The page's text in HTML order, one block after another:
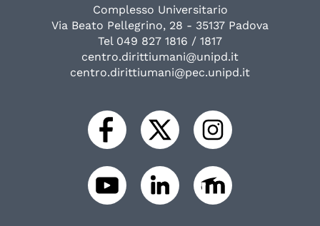
Complesso Universitario
Via Beato Pellegrino, 28 - 35137 Padova
Tel 049 827 1816 / 1817
centro.dirittiumani@unipd.it
centro.dirittiumani@pec.unipd.it